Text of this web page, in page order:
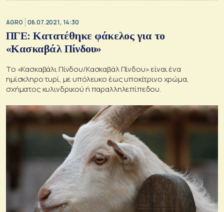
AGRO 06.07.2021, 14:30
ΠΓΕ: Κατατέθηκε φάκελος για το
«Κασκαβάλ Πίνδου»
Το «Κασκαβάλι Πίνδου/Κασκαβάλ Πίνδου» είναι ένα
ημίσκληρο τυρί, με υπόλευκο έως υποκίτρινο χρώμα,
σχήματος κυλινδρικού ή παραλληλεπίπεδου.